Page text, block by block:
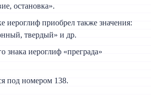
остановка».
иероглиф приобрел также значения:
твердый» и др.
знака иероглиф «преграда»
под номером 138.